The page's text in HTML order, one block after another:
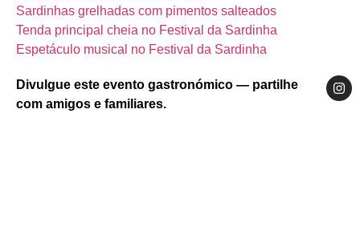
Sardinhas grelhadas com pimentos salteados
Tenda principal cheia no Festival da Sardinha
Espetáculo musical no Festival da Sardinha
Divulgue este evento gastronómico — partilhe
com amigos e familiares.